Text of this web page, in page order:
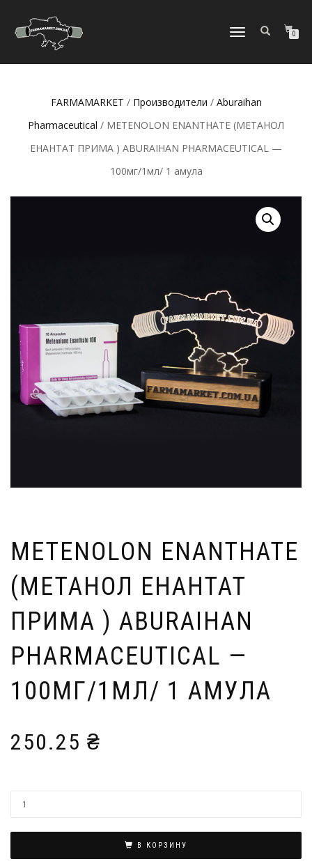
ПЕРЕКЛЮЧИТЬ
0
FARMAMARKET / Производители / Aburaihan
Pharmaceutical / METENOLON ENANTHATE (МЕТАНОЛ
ЕНАНТАТ ПРИМА ) ABURAIHAN PHARMACEUTICAL —
100мг/1мл/ 1 амула
METENOLON ENANTHATE
(МЕТАНОЛ ЕНАНТАТ
ПРИМА ) ABURAIHAN
PHARMACEUTICAL —
100МГ/1МЛ/ 1 АМУЛА
250.25 ₴
В КОРЗИНУ